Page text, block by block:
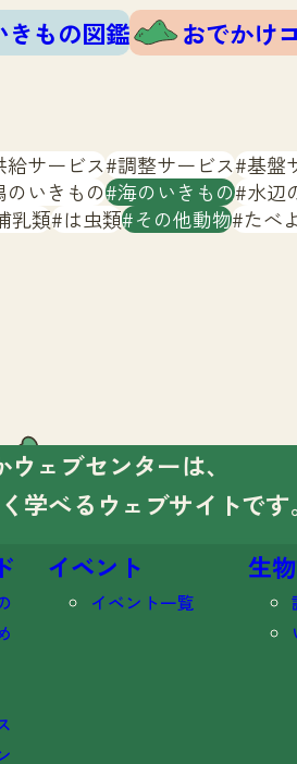
きもの図鑑 おでかけ
給サービス 調整サービス 基盤
のいきもの 海のいきもの 水辺
乳類 は虫類 その他動物 たべ
ェブセンターは、
学べる ウェブサイトです。
イベント
イベント一覧
生